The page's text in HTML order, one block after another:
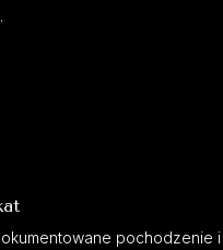
pochodzenie i